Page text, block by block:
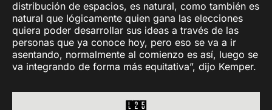
distribución de espacios, es natural, como también es
natural que lógicamente quien gana las elecciones
quiera poder desarrollar sus ideas a través de las
personas que ya conoce hoy, pero eso se va a ir
asentando, normalmente al comienzo es así, luego se
va integrando de forma más equitativa”, dijo Kemper.